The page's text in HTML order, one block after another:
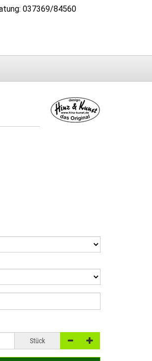
: 037369/84560
Stück